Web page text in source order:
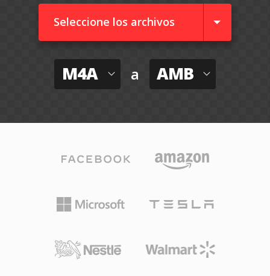
Seleccione los archivos
M4A a AMB